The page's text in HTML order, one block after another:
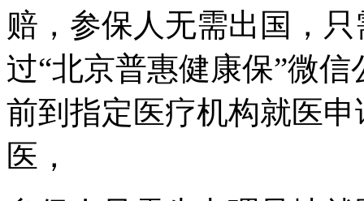
赔，参保人无需出国，
过“北京普惠健康保”微
前到指定医疗机构就医
医，